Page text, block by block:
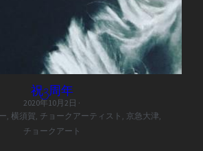
祝3周年
2020年10月2日 ·
, 横須賀, チョークアーティスト, 京急大津,
チョークアート